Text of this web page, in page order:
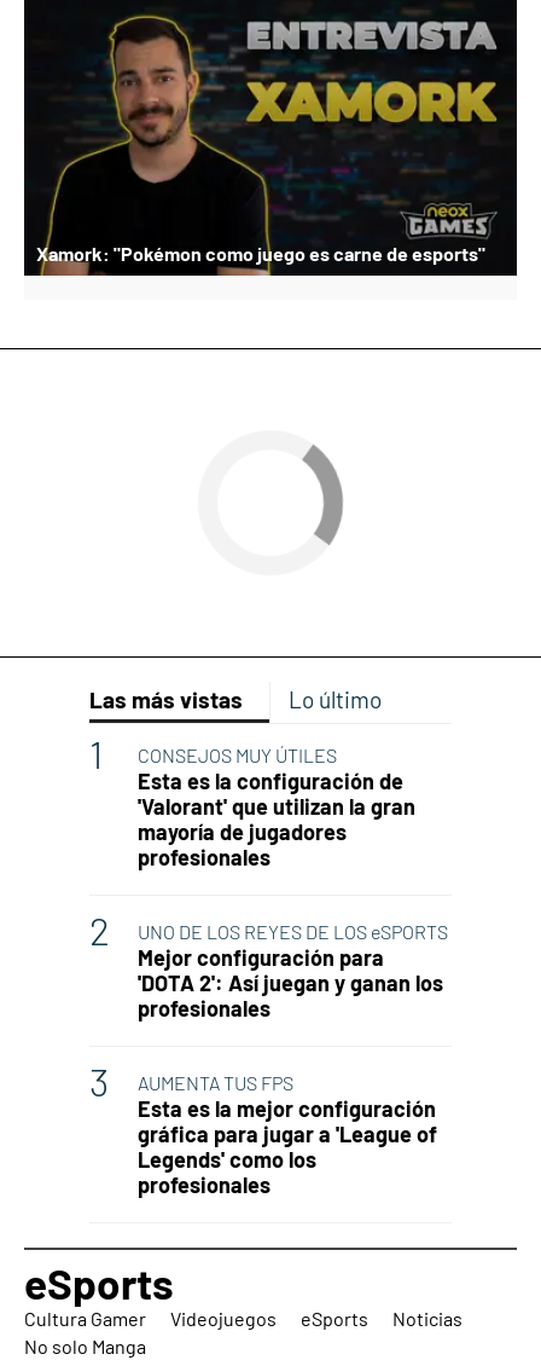
Xamork: "Pokémon como juego es carne de esports"
Las más vistas Lo último
CONSEJOS MUY ÚTILES
Esta es la configuración de
'Valorant' que utilizan la gran
mayoría de jugadores
profesionales
UNO DE LOS REYES DE LOS eSPORTS
Mejor configuración para
'DOTA 2': Así juegan y ganan los
profesionales
AUMENTA TUS FPS
Esta es la mejor configuración
gráfica para jugar a 'League of
Legends' como los
profesionales
eSports
Cultura Gamer Videojuegos eSports
Noticias
No solo Manga